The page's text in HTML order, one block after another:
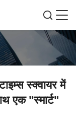
स्क्वायर में
एक "स्मार्ट"